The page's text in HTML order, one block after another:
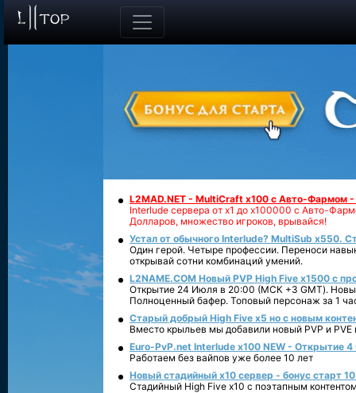
L2MAD.NET - MultiCraft x100 с Авто-Фармом
Interlude сервера от х1 до х100000 с Авто-
Долларов, множество игроков, врывайся!
Устал от обычного Interlude? MultiSub x550.
Один герой. Четыре профессии. Переноси
открывай сотни комбинаций умений.
L2NAME.COM Новый PVP High Five x1500 с
Открытие 24 Июля в 20:00 (МСК +3 GMT).
Полноценный бафер. Топовый персонаж за 1
Старый добрый High Five x5 но с новым
Вместо крыльев мы добавили новый PVP и PVE
Euro-PvP.net Interlude х100 NEW - Открытие 4
Работаем без вайпов уже более 10 лет
Новый стадийный х10 сервер - бонус старт
Стадийный High Five x10 с поэтапным